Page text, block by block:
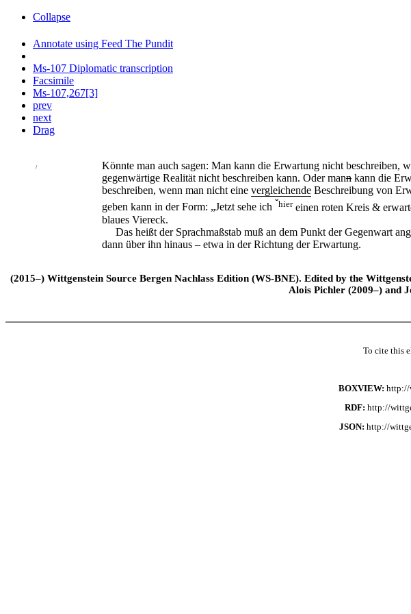
Collapse
Annotate using Feed The Pundit
Ms-107 Diplomatic transcription
Facsimile
Ms-107,267[3]
prev
next
Drag
/
Könnte man auch sagen: Man kann die Erwartung nicht beschreiben,
gegenwärtige Realität nicht beschreiben kann. Oder mann kann die
beschreiben, wenn man nicht eine vergleichende Beschreibung von
geben kann in der Form: „Jetzt sehe ich ˇhiereinen roten Kreis &
blaues Viereck.
Das heißt der Sprachmaßstab muß an dem Punkt der Gegenwart
dann über ihn hinaus – etwa in der Richtung der Erwartung.
(2015–) Wittgenstein Source Bergen Nachlass Edition (WS-BNE). Edited by the
Alois Pichler (2009–) and
To cite this
BOXVIEW: http://
RDF: http://
JSON: http://